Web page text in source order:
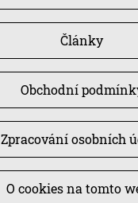
Články
Obchodní
Zpracování osobních
O cookies na tomto